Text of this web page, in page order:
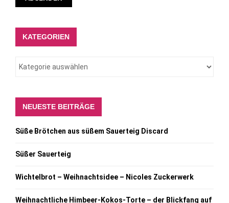
KATEGORIEN
NEUESTE BEITRÄGE
Süße Brötchen aus süßem Sauerteig Discard
Süßer Sauerteig
Wichtelbrot – Weihnachtsidee – Nicoles Zuckerwerk
Weihnachtliche Himbeer-Kokos-Torte – der Blickfang auf